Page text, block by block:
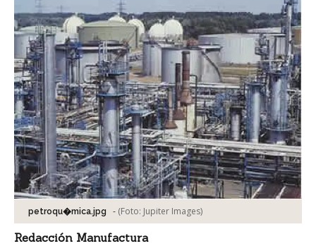
petroqu�mica.jpg - (Foto: Jupiter Images)
Redacción Manufactura